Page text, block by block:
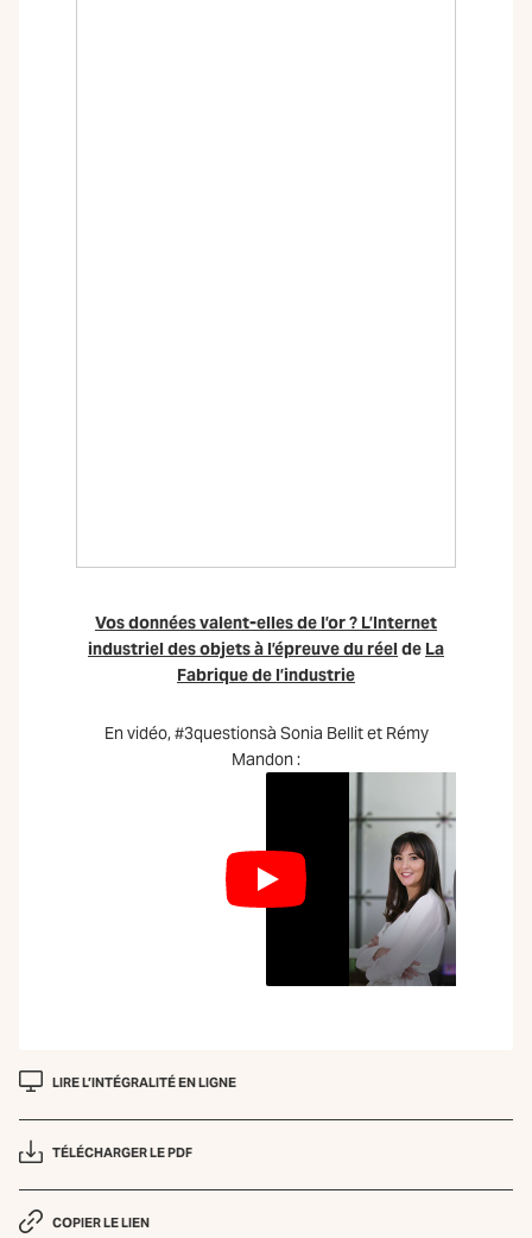
Vos données valent-elles de l’or ? L’Internet
industriel des objets à l’épreuve du réel de La
Fabrique de l’industrie
En vidéo, #3questionsà Sonia Bellit et Rémy
Mandon :
LIRE L’INTÉGRALITÉ EN LIGNE
TÉLÉCHARGER LE PDF
COPIER LE LIEN